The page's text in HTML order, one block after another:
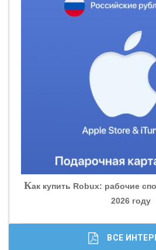
«ВНЕШПРОМБАНК»
«БАНК ГЛОБЭКС»
«СОВКОМБАНК»
«ГАЗПРОМБАНК»
Как купить Robux: рабочие
2026 году
ВСЕ